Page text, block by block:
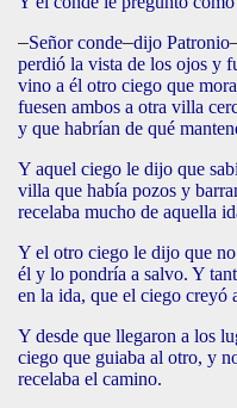
–Señor conde–dijo Patronio
perdió la vista de los ojos y
vino a él otro ciego que
fuesen ambos a otra villa
y que habrían de qué
Y aquel ciego le dijo que
villa que había pozos y
recelaba mucho de aquella
Y el otro ciego le dijo que
él y lo pondría a salvo. Y
en la ida, que el ciego creyó
Y desde que llegaron a los
ciego que guiaba al otro, y
recelaba el camino.